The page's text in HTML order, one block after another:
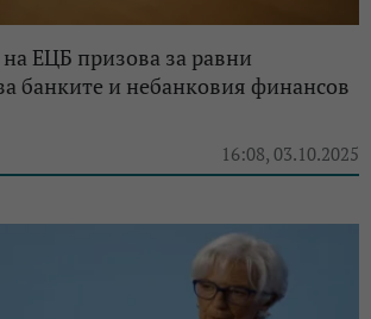
ЕЦБ призова за равни
банките и небанковия финансов
16:08, 03.10.2025